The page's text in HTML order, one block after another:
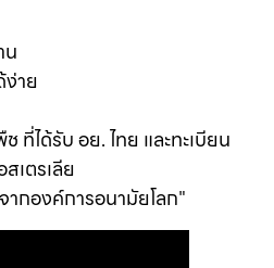
น
ง่าย
ชที่ได้รับ อย. ไทย และทะเบียน
เตรเลีย
ากองค์การอนามัยโลก"